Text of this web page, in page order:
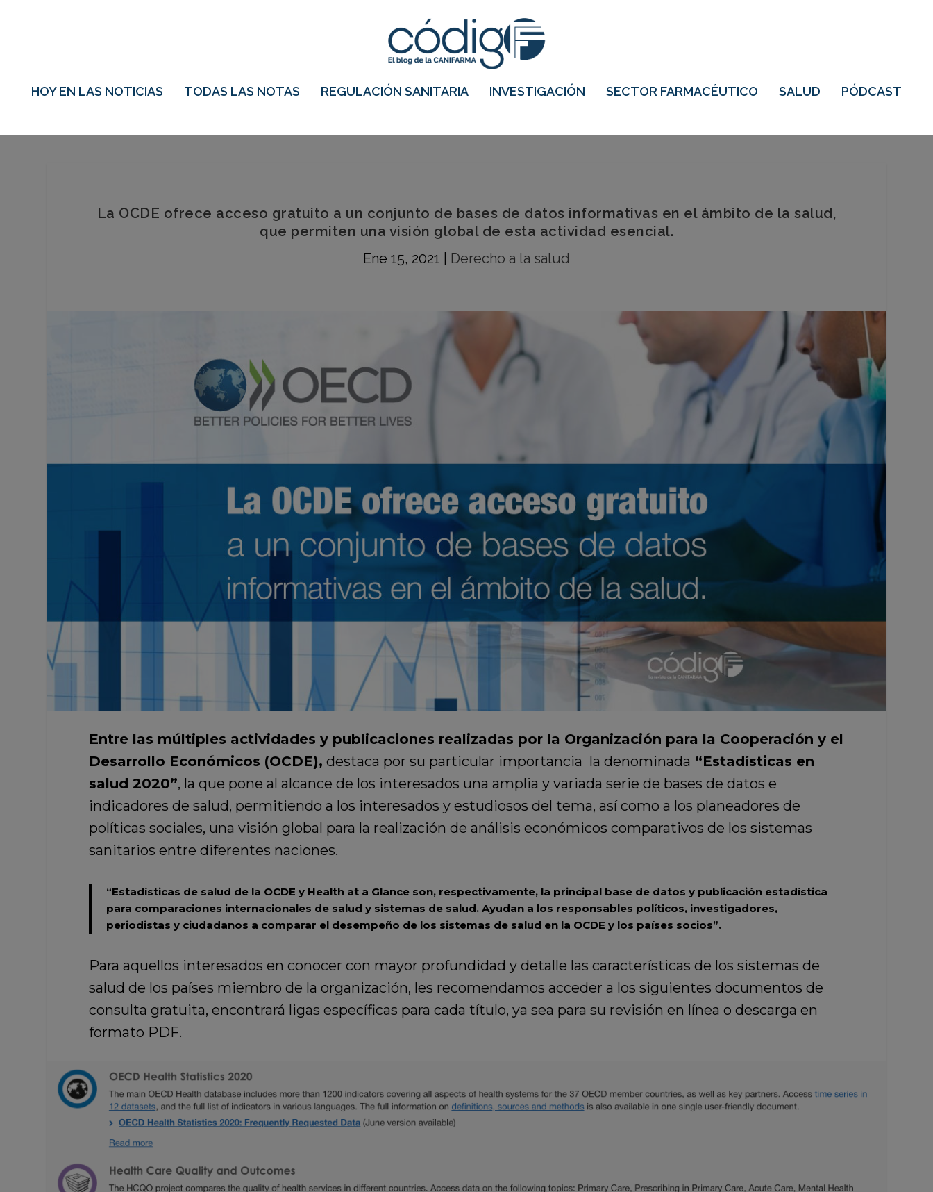
HOY EN LAS NOTICIAS TODAS LAS NOTAS REGULACIÓN SANITARIA INVESTIGACIÓN SECTOR FARMACÉUTICO SALUD PÓDCAST
La OCDE ofrece acceso gratuito a un conjunto de bases de datos informativas en el ámbito de la salud,
que permiten una visión global de esta actividad esencial.
Ene 15, 2021
Derecho a la salud
Entre las múltiples actividades y publicaciones realizadas por la Organización para la Cooperación y el
Desarrollo Económicos (OCDE), destaca por su particular importancia la denominada “Estadísticas en
salud 2020”, la que pone al alcance de los interesados una amplia y variada serie de bases de datos e
indicadores de salud, permitiendo a los interesados y estudiosos del tema, así como a los planeadores de
políticas sociales, una visión global para la realización de análisis económicos comparativos de los sistemas
sanitarios entre diferentes naciones.
“Estadísticas de salud de la OCDE y Health at a Glanceson, respectivamente, la principal base de datos y publicación estadística
para comparaciones internacionales de salud y sistemas de salud. Ayudan a los responsables políticos, investigadores,
periodistas y ciudadanos a comparar el desempeño de los sistemas de salud en la OCDE y los países socios”.
Para aquellos interesados en conocer con mayor profundidad y detalle las características de los sistemas de
salud de los países miembro de la organización, les recomendamos acceder a los siguientes documentos de
consulta gratuita, encontrará ligas específicas para cada título, ya sea para su revisión en línea o descarga en
formato PDF.